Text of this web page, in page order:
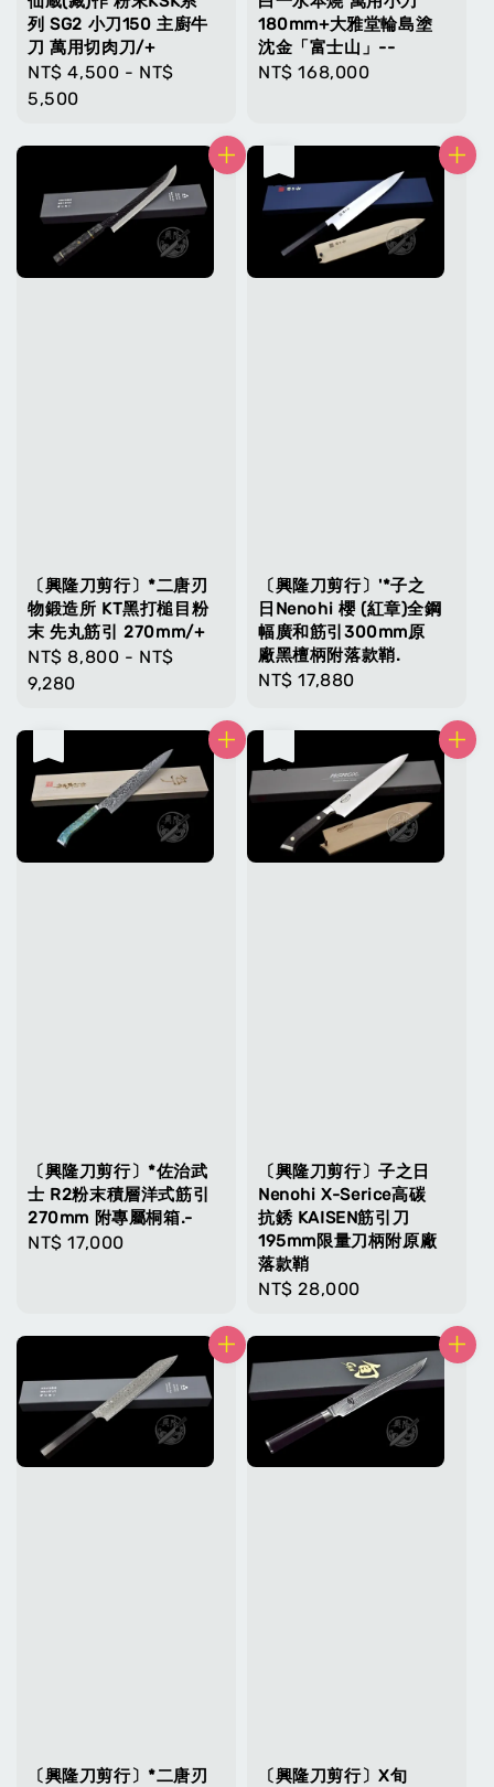
列 SG2 小刀150 主廚牛
刀 萬用切肉刀/+
Regular
price
NT$ 4,500 - NT$
5,500
180mm+大雅堂輪島塗
沈金「富士山」--
Regular
NT$ 168,000
〔興隆刀剪行〕*二唐刃
物鍛造所 KT黑打槌目粉
末 先丸筋引 270mm/+
Regular
price
NT$ 8,800 - NT$
9,280
〔興隆刀剪行〕'*子之
日Nenohi 櫻 (紅章)全鋼
幅廣和筋引300mm原
廠黑檀柄附落款鞘.
Regular
NT$ 17,880
〔興隆刀剪行〕*佐治武
士 R2粉末積層洋式筋引
270mm 附專屬桐箱.-
Regular
NT$ 17,000
〔興隆刀剪行〕子之日
Nenohi X-Serice高碳
抗銹 KAISEN筋引刀
195mm限量刀柄附原廠
落款鞘
Regular
NT$ 28,000
〔興隆刀剪行〕*二唐刃
〔興隆刀剪行〕X旬